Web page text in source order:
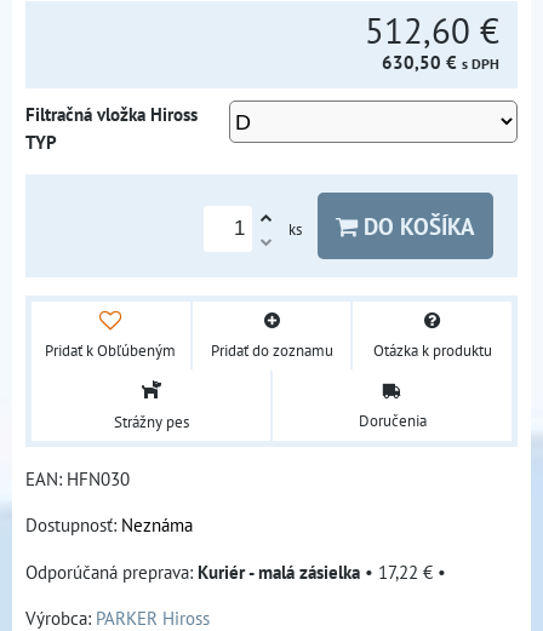
512,60 €
630,50 € s DPH
Filtračná vložka Hiross
TYP
ks DO KOŠÍKA
Pridať k Obľúbeným Pridať do zoznamu Otázka k produktu
Strážny pes Doručenia
EAN: HFN030
Dostupnosť: Neznáma
Kuriér - malá zásielka • 17,22 € •
Výrobca: PARKER Hiross